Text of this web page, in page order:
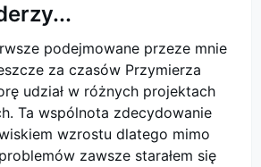
podejmowane przeze mnie
za czasów Przymierza
udział w różnych projektach
Ta wspólnota zdecydowanie
wzrostu dlatego mimo
zawsze starałem się